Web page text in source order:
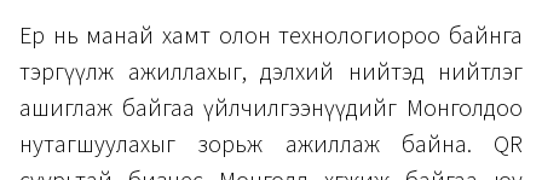
Ер нь манай хамт олон технологиороо байнга
тэргүүлж ажиллахыг, дэлхий нийтэд нийтлэг
ашиглаж байгаа үйлчилгээнүүдийг Монголдоо
нутагшуулахыг зорьж ажиллаж байна. QR